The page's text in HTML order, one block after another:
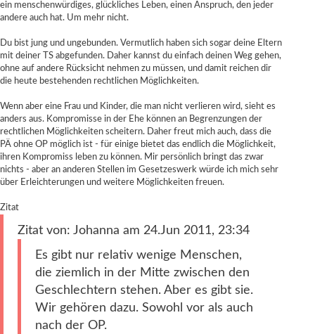
ein menschenwürdiges, glückliches Leben, einen Anspruch, den jeder
andere auch hat. Um mehr nicht.
Du bist jung und ungebunden. Vermutlich haben sich sogar deine Eltern
mit deiner TS abgefunden. Daher kannst du einfach deinen Weg gehen,
ohne auf andere Rücksicht nehmen zu müssen, und damit reichen dir
die heute bestehenden rechtlichen Möglichkeiten.
Wenn aber eine Frau und Kinder, die man nicht verlieren wird, sieht es
anders aus. Kompromisse in der Ehe können an Begrenzungen der
rechtlichen Möglichkeiten scheitern. Daher freut mich auch, dass die
PÄ ohne OP möglich ist - für einige bietet das endlich die Möglichkeit,
ihren Kompromiss leben zu können. Mir persönlich bringt das zwar
nichts - aber an anderen Stellen im Gesetzeswerk würde ich mich sehr
über Erleichterungen und weitere Möglichkeiten freuen.
Zitat
Zitat von: Johanna am 24.Jun 2011, 23:34
Es gibt nur relativ wenige Menschen,
die ziemlich in der Mitte zwischen den
Geschlechtern stehen. Aber es gibt sie.
Wir gehören dazu. Sowohl vor als auch
nach der OP.